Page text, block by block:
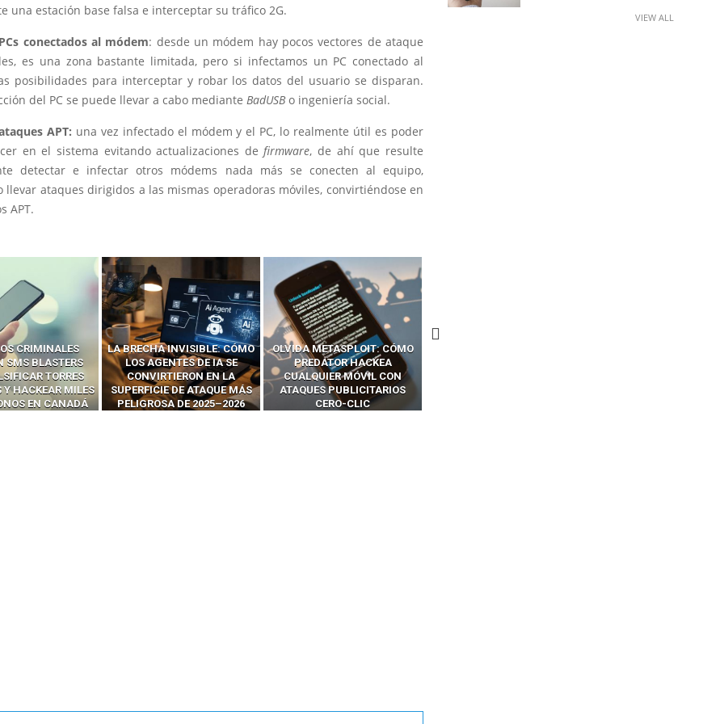
una estación base falsa e interceptar su tráfico 2G.
conectados al módem: desde un módem hay pocos vectores de ataque
es una zona bastante limitada, pero si infectamos un PC conectado al
posibilidades para interceptar y robar los datos del usuario se disparan.
del PC se puede llevar a cabo mediante BadUSBo ingeniería social.
APT: una vez infectado el módem y el PC, lo realmente útil es poder
en el sistema evitando actualizaciones defirmware, de ahí que resulte
detectar e infectar otros módems nada más se conecten al equipo,
llevar ataques dirigidos a las mismas operadoras móviles, convirtiéndose en
APT.
INVISIBLE: CÓMO
DE IA SE
EN LA
DE ATAQUE MÁS
DE 2025–2026
OLVIDA METASPLOIT: CÓMO
PREDATOR HACKEA
CUALQUIER MÓVIL CON
ATAQUES PUBLICITARIOS
CERO-CLIC
CÓMO LOS HACKERS
INTERCEPTAN OTPS Y
LLAMADAS MÓVILES SIN
‘HACKEAR’ — EL INCREÍBLE
PODER DE LOS SIM BOXES”
VIEW ALL